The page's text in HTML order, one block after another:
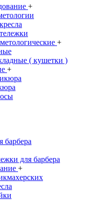
+
+
( кушетки )
+
барбера
для барбера
+